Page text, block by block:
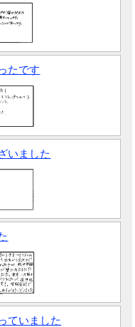
たです
いました
ていました